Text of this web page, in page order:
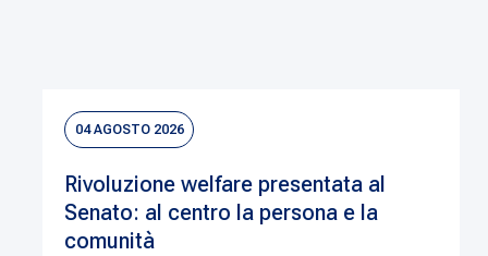
04 AGOSTO 2026
Rivoluzione welfare presentata al
Senato: al centro la persona e la
comunità